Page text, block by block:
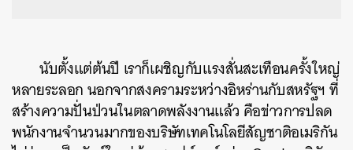
นับตั้งแต่ต้นปี เราก็เผชิญกับแรงสั่นสะเทือนครั้งใหญ่
หลายระลอก นอกจากสงครามระหว่างอิหร่านกับสหรัฐฯ ที่
สร้างความปั่นป่วนในตลาดพลังงานแล้ว คือข่าวการปลด
พนักงานจำนวนมากของบริษัทเทคโนโลยีสัญชาติอเมริกัน